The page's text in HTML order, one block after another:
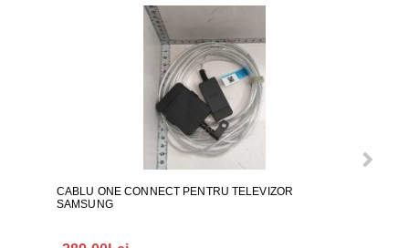
CABLU ONE CONNECT PENTRU TELEVIZOR
SAMSUNG